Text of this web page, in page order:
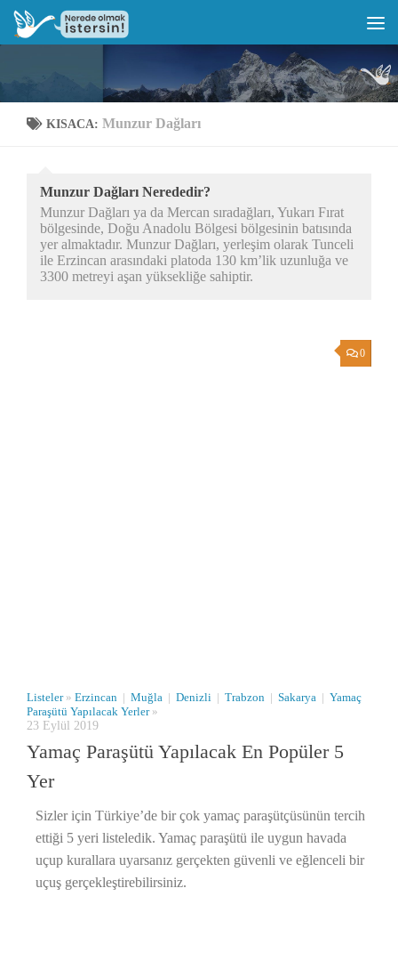
KISACA: Munzur Dağları
Munzur Dağları Nerededir?
Munzur Dağları ya da Mercan sıradağları, Yukarı Fırat
bölgesinde, Doğu Anadolu Bölgesi bölgesinin batısında
yer almaktadır. Munzur Dağları, yerleşim olarak Tunceli
ile Erzincan arasındaki platoda 130 km’lik uzunluğa ve
3300 metreyi aşan yüksekliğe sahiptir.
0
Listeler» Erzincan | Muğla | Denizli | Trabzon | Sakarya | Yamaç
Paraşütü Yapılacak Yerler»
23 Eylül 2019
Yamaç Paraşütü Yapılacak En Popüler 5
Yer
Sizler için Türkiye’de bir çok yamaç paraşütçüsünün tercih
ettiği 5 yeri listeledik. Yamaç paraşütü ile uygun havada
uçup kurallara uyarsanız gerçekten güvenli ve eğlenceli bir
uçuş gerçekleştirebilirsiniz.